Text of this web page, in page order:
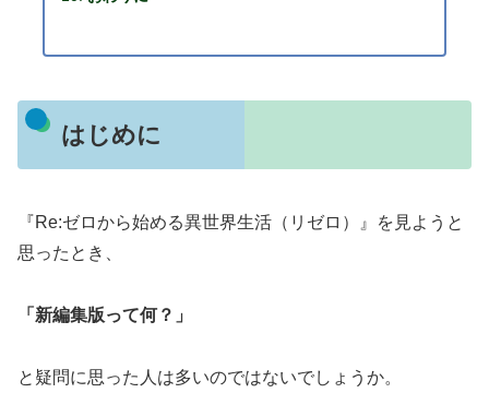
はじめに
『Re:ゼロから始める異世界生活（リゼロ）』を見ようと
思ったとき、
「新編集版って何？」
と疑問に思った人は多いのではないでしょうか。